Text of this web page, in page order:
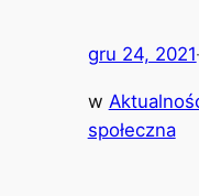
gru 24, 2021
w
społeczna